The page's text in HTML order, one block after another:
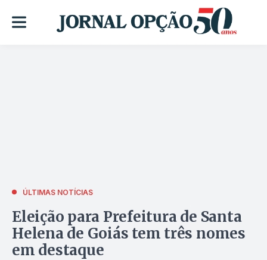
ÚLTIMAS NOTÍCIAS
Eleição para Prefeitura de Santa
Helena de Goiás tem três nomes
em destaque